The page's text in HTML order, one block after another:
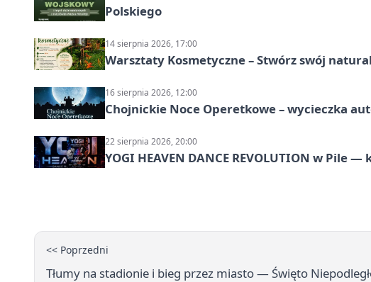
Polskiego
14 sierpnia 2026, 17:00
Warsztaty Kosmetyczne – Stwórz swój
16 sierpnia 2026, 12:00
Chojnickie Noce Operetkowe – wycieczka
22 sierpnia 2026, 20:00
YOGI HEAVEN DANCE REVOLUTION w Pile
<< Poprzedni
Tłumy na stadionie i bieg przez miasto — Święto